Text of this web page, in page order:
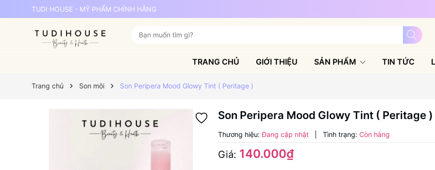
TUDI HOUSE - MỸ PHẨM CHÍNH HÃNG
TRANG CHỦ GIỚI THIỆU SẢN PHẨM TIN TỨC
Trang chủ Son môi Son Peripera Mood Glowy Tint ( Peritage )
Son Peripera Mood Glowy Tint ( Peritage )
Thương hiệu: Đang cập nhật Tình trạng: Còn hàng
Giá: 140.000₫